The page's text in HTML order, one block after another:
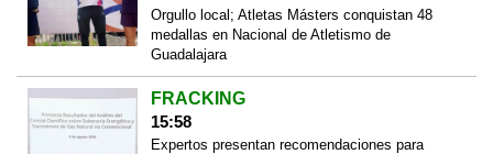
Orgullo local; Atletas Másters conquistan 48
medallas en Nacional de Atletismo de
Guadalajara
FRACKING
15:58
Expertos presentan recomendaciones para